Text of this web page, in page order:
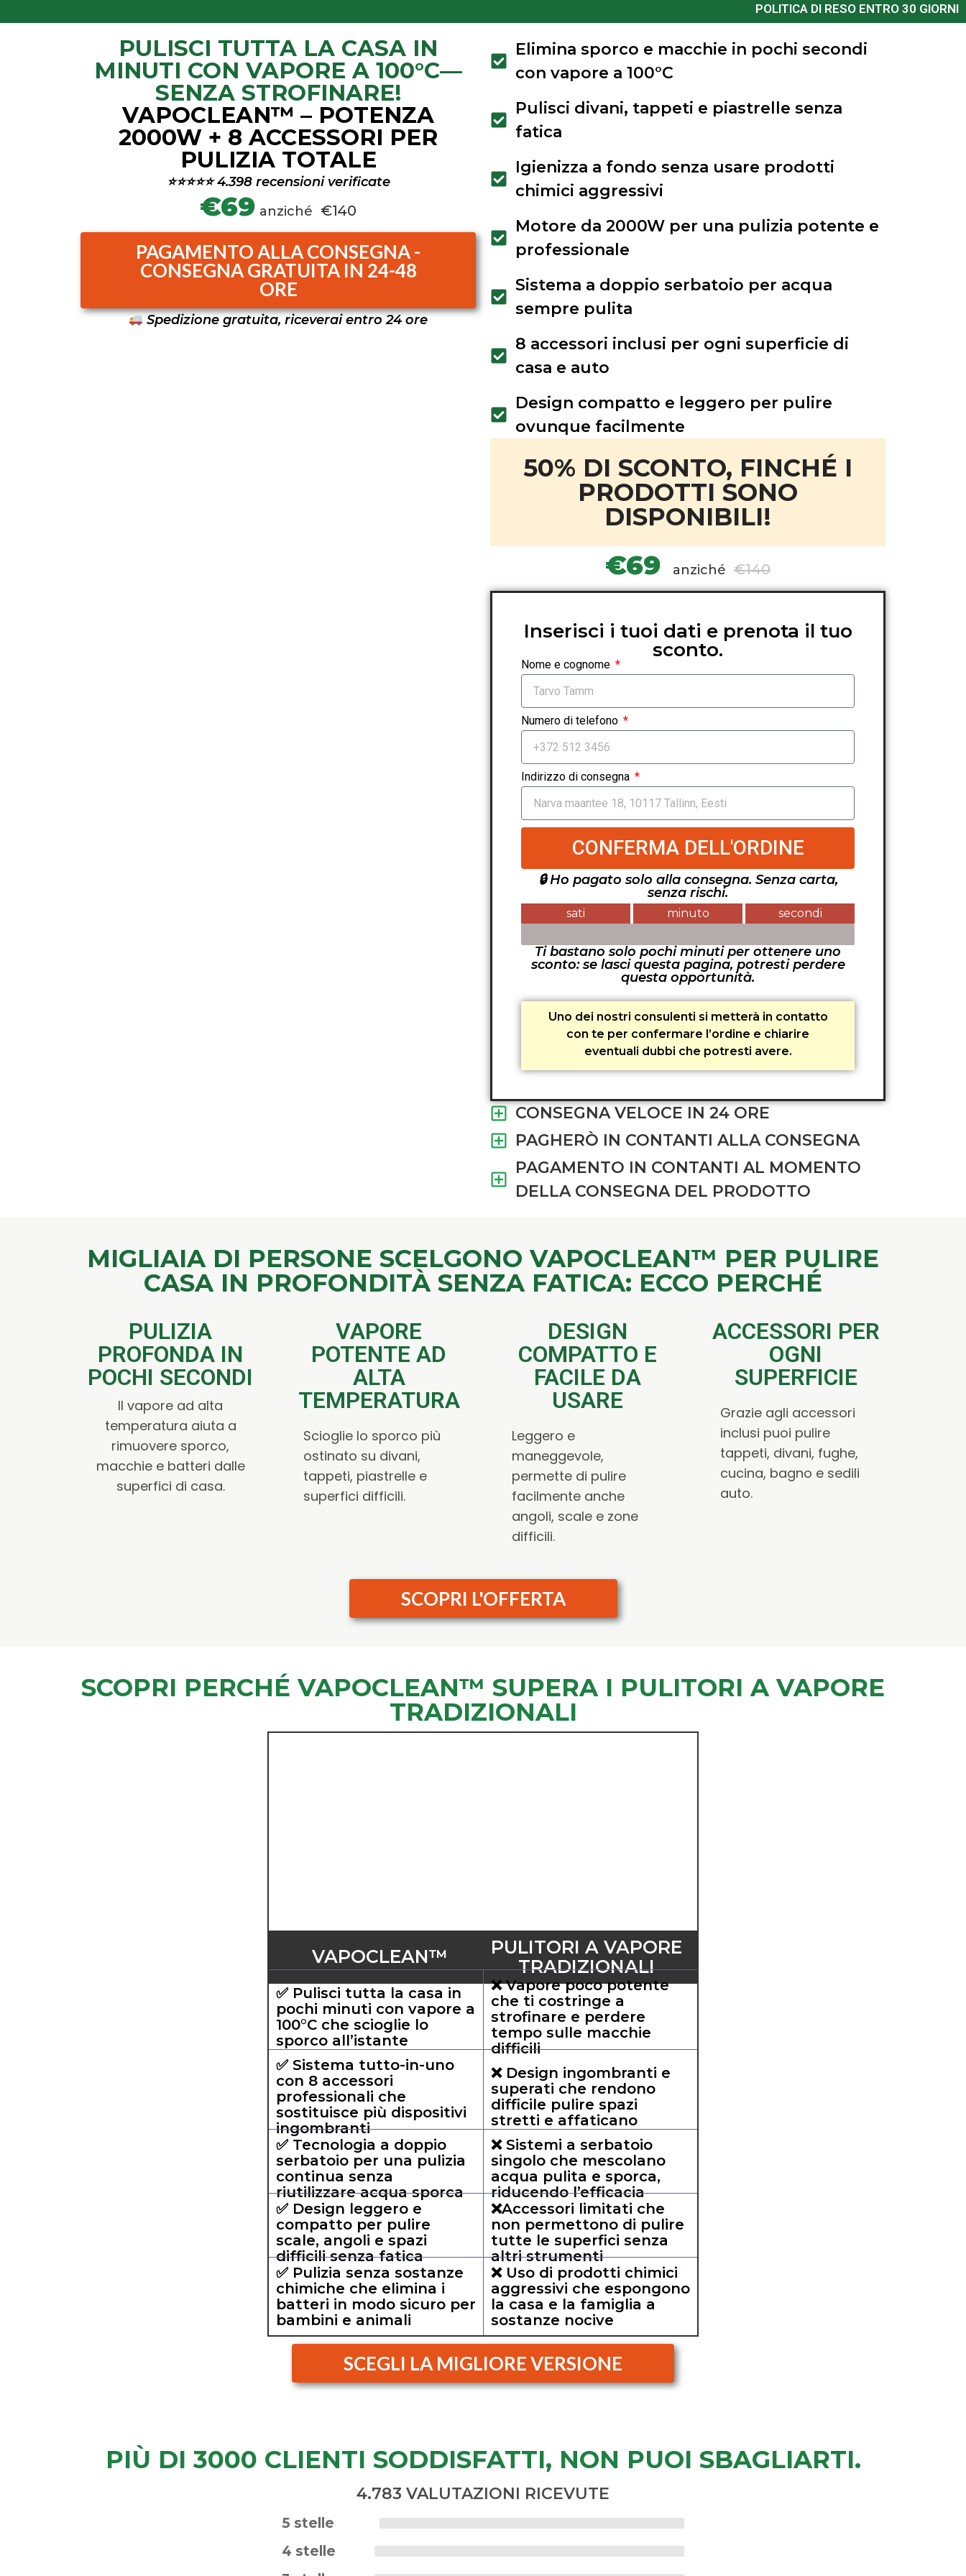
POLITICA DI RESO ENTRO 30 GIORNI
PULISCI TUTTA LA CASA IN
MINUTI CON VAPORE A 100°C—
SENZA STROFINARE!
VAPOCLEAN™ – POTENZA
2000W + 8 ACCESSORI PER
PULIZIA TOTALE
⭐⭐⭐⭐⭐ 4.398 recensioni verificate
€69 anziché €140
PAGAMENTO ALLA CONSEGNA -
CONSEGNA GRATUITA IN 24-48
ORE
Spedizione gratuita, riceverai entro 24 ore
Elimina sporco e macchie in pochi secondi
con vapore a 100°C
Pulisci divani, tappeti e piastrelle senza
fatica
Igienizza a fondo senza usare prodotti
chimici aggressivi
Motore da 2000W per una pulizia potente e
professionale
Sistema a doppio serbatoio per acqua
sempre pulita
8 accessori inclusi per ogni superficie di
casa e auto
Design compatto e leggero per pulire
ovunque facilmente
50% DI SCONTO, FINCHÉ I
PRODOTTI SONO
DISPONIBILI!
€69 anziché €140
Inserisci i tuoi dati e prenota il tuo
sconto.
Nome e cognome
Numero di telefono
Indirizzo di consegna
CONFERMA DELL'ORDINE
🔒 Ho pagato solo alla consegna. Senza carta,
senza rischi.
sati minuto
secondi
Ti bastano solo pochi minuti per ottenere uno
sconto: se lasci questa pagina, potresti perdere
questa opportunità.
Uno dei nostri consulenti si metterà in contatto
con te per confermare l’ordine e chiarire
eventuali dubbi che potresti avere.
CONSEGNA VELOCE IN 24 ORE
PAGHERÒ IN CONTANTI ALLA CONSEGNA
PAGAMENTO IN CONTANTI AL MOMENTO
DELLA CONSEGNA DEL PRODOTTO
MIGLIAIA DI PERSONE SCELGONO VAPOCLEAN™ PER PULIRE
CASA IN PROFONDITÀ SENZA FATICA: ECCO PERCHÉ
PULIZIA
PROFONDA IN
POCHI SECONDI
Il vapore ad alta
temperatura aiuta a
rimuovere sporco,
macchie e batteri dalle
superfici di casa.
VAPORE
POTENTE AD
ALTA
TEMPERATURA
Scioglie lo sporco più
ostinato su divani,
tappeti, piastrelle e
superfici difficili.
DESIGN
COMPATTO E
FACILE DA
USARE
Leggero e
maneggevole,
permette di pulire
facilmente anche
angoli, scale e zone
difficili.
ACCESSORI PER
OGNI
SUPERFICIE
Grazie agli accessori
inclusi puoi pulire
tappeti, divani, fughe,
cucina, bagno e sedili
auto.
SCOPRI L'OFFERTA
SCOPRI PERCHÉ VAPOCLEAN™ SUPERA I PULITORI A VAPORE
TRADIZIONALI
VAPOCLEAN™
PULITORI A VAPORE
TRADIZIONALI
✅ Pulisci tutta la casa in
pochi minuti con vapore a
100°C che scioglie lo
sporco all’istante
❌ Vapore poco potente
che ti costringe a
strofinare e perdere
tempo sulle macchie
difficili
✅ Sistema tutto-in-uno
con 8 accessori
professionali che
sostituisce più dispositivi
ingombranti
❌ Design ingombranti e
superati che rendono
difficile pulire spazi
stretti e affaticano
✅ Tecnologia a doppio
serbatoio per una pulizia
continua senza
riutilizzare acqua sporca
❌ Sistemi a serbatoio
singolo che mescolano
acqua pulita e sporca,
riducendo l’efficacia
✅ Design leggero e
compatto per pulire
scale, angoli e spazi
difficili senza fatica
❌Accessori limitati che
non permettono di pulire
tutte le superfici senza
altri strumenti
✅ Pulizia senza sostanze
chimiche che elimina i
batteri in modo sicuro per
bambini e animali
❌ Uso di prodotti chimici
aggressivi che espongono
la casa e la famiglia a
sostanze nocive
SCEGLI LA MIGLIORE VERSIONE
PIÙ DI 3000 CLIENTI SODDISFATTI, NON PUOI SBAGLIARTI.
4.783 VALUTAZIONI RICEVUTE
5 stelle
4 stelle